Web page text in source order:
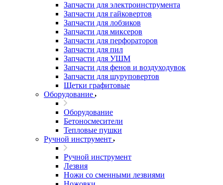
Запчасти для электроинструмента
Запчасти для гайковертов
Запчасти для лобзиков
Запчасти для миксеров
Запчасти для перфораторов
Запчасти для пил
Запчасти для УШМ
Запчасти для фенов и воздуходувок
Запчасти для шуруповертов
Щетки графитовые
Оборудование
Оборудование
Бетоносмесители
Тепловые пушки
Ручной инструмент
Ручной инструмент
Лезвия
Ножи со сменными лезвиями